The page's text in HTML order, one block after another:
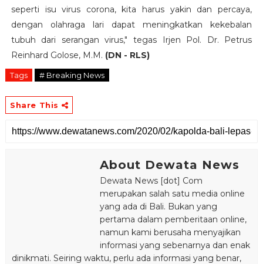
seperti isu virus corona, kita harus yakin dan percaya,
dengan olahraga lari dapat meningkatkan kekebalan
tubuh dari serangan virus," tegas Irjen Pol. Dr. Petrus
Reinhard Golose, M.M. (DN - RLS)
Tags # Breaking News
Share This
About Dewata News
Dewata News [dot] Com
merupakan salah satu media online
yang ada di Bali. Bukan yang
pertama dalam pemberitaan online,
namun kami berusaha menyajikan
informasi yang sebenarnya dan enak
dinikmati. Seiring waktu, perlu ada informasi yang benar,